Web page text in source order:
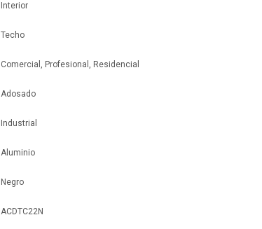
Interior
Techo
Comercial, Profesional, Residencial
Adosado
Industrial
Aluminio
Negro
ACDTC22N